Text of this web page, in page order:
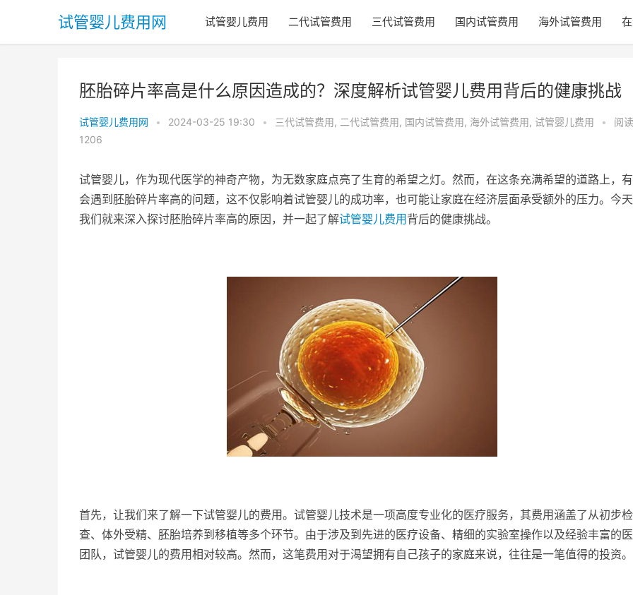
试管婴儿费用网 试管婴儿费用 二代试管费用 三代试管费用 国内试管费用 海外试管费用
胚胎碎片率高是什么原因造成的？深度解析试管婴儿费用背后的健康挑战
试管婴儿费用网 • 2024-03-25 19:30 • 三代试管费用, 二代试管费用, 国内试管费用, 海外试管费用, 试管婴儿费用 •
阅读
1206
试管婴儿，作为现代医学的神奇产物，为无数家庭点亮了生育的希望之灯。然而，在这条充满希望的道路上，
会遇到胚胎碎片率高的问题，这不仅影响着试管婴儿的成功率，也可能让家庭在经济层面承受额外的压力。今
我们就来深入探讨胚胎碎片率高的原因，并一起了解试管婴儿费用 背后的健康挑战。
首先，让我们来了解一下试管婴儿的费用。试管婴儿技术是一项高度专业化的医疗服务，其费用涵盖了从初步检
查、体外受精、胚胎培养到移植等多个环节。由于涉及到先进的医疗设备、精细的实验室操作以及经验丰富的
团队，试管婴儿的费用相对较高。然而，这笔费用对于渴望拥有自己孩子的家庭来说，往往是一笔值得的投资。